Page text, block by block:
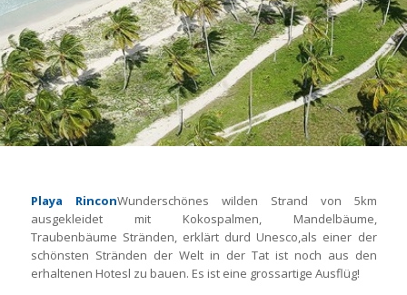
Playa RinconWunderschönes wilden Strand von 5km
ausgekleidet mit Kokospalmen, Mandelbäume,
Traubenbäume Stränden, erklärt durd Unesco,als einer der
schönsten Stränden der Welt in der Tat ist noch aus den
erhaltenen Hotesl zu bauen. Es ist eine grossartige Ausflüg!